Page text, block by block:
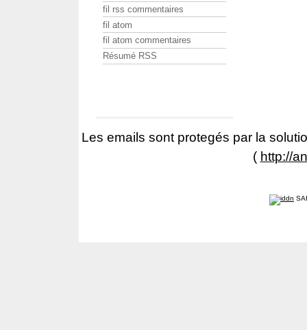
fil rss commentaires
fil atom
fil atom commentaires
Résumé RSS
Les emails sont protegés par la
( http://